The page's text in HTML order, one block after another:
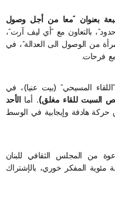
بعنوان “معا من أجل وصول
بالتعاون مع “أي ليف آرت”،
من الوصول الى العدالة”، في
فرحات.
المسيحي” (بيت عنيا)، في
السبت للقاء مغلق). أماالأحد
حركة هادفة وإيجابية في الوسط
من المجلس الثقافي للبنان
مئوية المفكر خوري، بالإشتراك